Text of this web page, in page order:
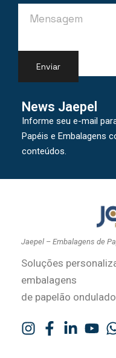
News Jaepel
Informe seu e-mail
Papéis e Embalagens
conteúdos.
Jaepel – Embalagens de
Soluções
embalagens
de papelão